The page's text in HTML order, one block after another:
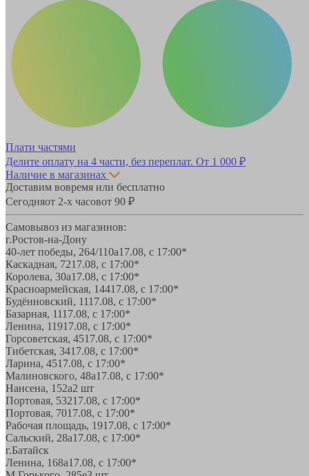
Плати частями
Делите оплату на 4 части, без переплат. От 1 000 ₽
Наличие в магазинах
Доставим вовремя или бесплатно
Сегодняот 2-х часовот 90 ₽
Самовывоз из магазинов:
г.Ростов-на-Дону
40-лет победы, 264/110а17.08, с 17:00*
Каскадная, 7217.08, с 17:00*
Королева, 30а17.08, с 17:00*
Красноармейская, 14417.08, с 17:00*
Будённовский, 1117.08, с 17:00*
Базарная, 1117.08, с 17:00*
Ленина, 11917.08, с 17:00*
Горсоветская, 4517.08, с 17:00*
Тибетская, 3417.08, с 17:00*
Ларина, 4517.08, с 17:00*
Малиновского, 48а17.08, с 17:00*
Нансена, 152а2 шт
Портовая, 53217.08, с 17:00*
Портовая, 7017.08, с 17:00*
Рабочая площадь, 1917.08, с 17:00*
Сальский, 28a17.08, с 17:00*
г.Батайск
Ленина, 168а17.08, с 17:00*